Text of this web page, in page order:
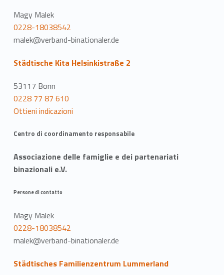
Magy Malek
0228-18038542
malek@verband-binationaler.de
Städtische Kita Helsinkistraße 2
53117 Bonn
0228 77 87 610
Ottieni indicazioni
Centro di coordinamento responsabile
Associazione delle famiglie e dei partenariati
binazionali e.V.
Persone di contatto
Magy Malek
0228-18038542
malek@verband-binationaler.de
Städtisches Familienzentrum Lummerland